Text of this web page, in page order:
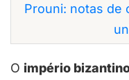
Prouni: notas de
O império